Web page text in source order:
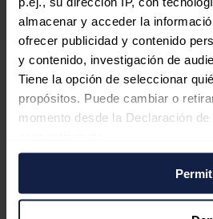
almacenar y acceder la
ofrecer publicidad y contenido
y contenido, investigación de
Tiene la opción de seleccionar
propósitos. Puede cambiar o
momento desde la Declaración
Si lo permite, también
Recopilar información
El Gobierno rescata
cuatro proyectos de
descartados por